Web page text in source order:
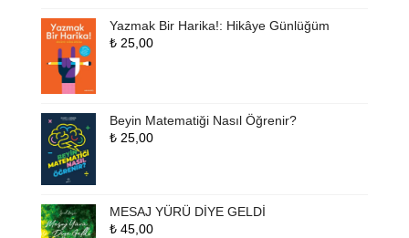
Yazmak Bir Harika!: Hikâye Günlüğüm
₺25,00
Beyin Matematiği Nasıl Öğrenir?
₺25,00
MESAJ YÜRÜ DİYE GELDİ
₺45,00